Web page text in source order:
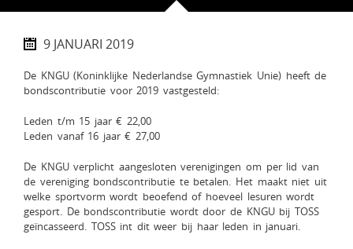
9 JANUARI 2019
De KNGU (Koninklijke Nederlandse Gymnastiek Unie) heeft de
bondscontributie voor 2019 vastgesteld:
Leden t/m 15 jaar € 22,00
Leden vanaf 16 jaar € 27,00
De KNGU verplicht aangesloten verenigingen om per lid van
de vereniging bondscontributie te betalen. Het maakt niet uit
welke sportvorm wordt beoefend of hoeveel lesuren wordt
gesport. De bondscontributie wordt door de KNGU bij TOSS
geïncasseerd. TOSS int dit weer bij haar leden in januari.